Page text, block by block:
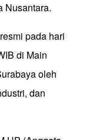
Nusantara.
pada hari
di Main
oleh
dan